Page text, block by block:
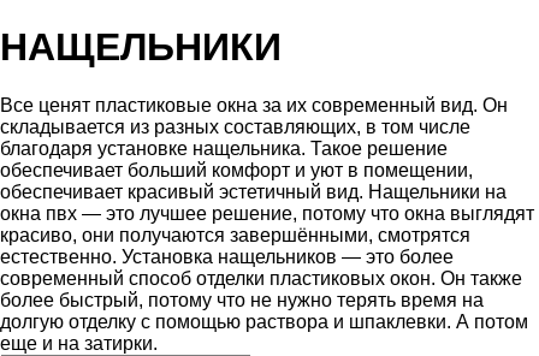
НАЩЕЛЬНИКИ
Все ценят пластиковые окна за их современный вид. Он
складывается из разных составляющих, в том числе
благодаря установке нащельника. Такое решение
обеспечивает больший комфорт и уют в помещении,
обеспечивает красивый эстетичный вид. Нащельники на
окна пвх — это лучшее решение, потому что окна выглядят
красиво, они получаются завершёнными, смотрятся
естественно. Установка нащельников — это более
современный способ отделки пластиковых окон. Он также
более быстрый, потому что не нужно терять время на
долгую отделку с помощью раствора и шпаклевки. А потом
еще и на затирки.